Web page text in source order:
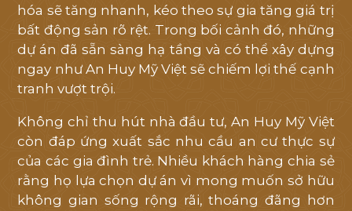
MẶT BẰNG
THƯ VIỆN
TIẾN ĐỘ
LIÊN HỆ
hóa sẽ tăng nhanh, kéo theo sự gia tăng giá trị
bất động sản rõ rệt. Trong bối cảnh đó, những
dự án đã sẵn sàng hạ tầng và có thể xây dựng
ngay như An Huy Mỹ Việt sẽ chiếm lợi thế cạnh
tranh vượt trội.
Không chỉ thu hút nhà đầu tư, An Huy Mỹ Việt
còn đáp ứng xuất sắc nhu cầu an cư thực sự
của các gia đình trẻ. Nhiều khách hàng chia sẻ
rằng họ lựa chọn dự án vì mong muốn sở hữu
không gian sống rộng rãi, thoáng đãng hơn